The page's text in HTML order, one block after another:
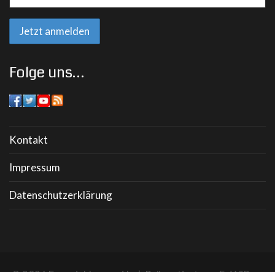
Folge uns…
Kontakt
Impressum
Datenschutzerklärung